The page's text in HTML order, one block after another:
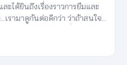
ได้ยินถึงเรื่องราวการยืมและ
รามาดูกันต่อดีกว่า ว่าถ้าสนใจ